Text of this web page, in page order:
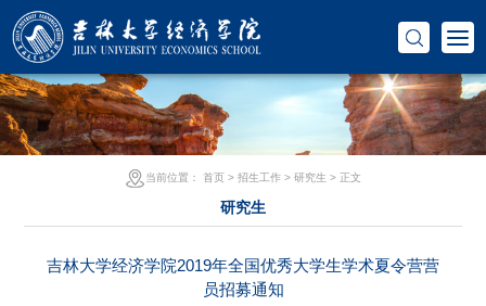
当前位置： 首页> 招生工作> 研究生 > 正文
研究生
吉林大学经济学院2019年全国优秀大学生学术夏令营营
员招募通知